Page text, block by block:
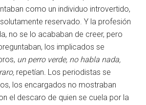
como un individuo introvertido,
reservado. Y la profesión
no se lo acababan de creer, pero
los implicados se
un perro verde, no habla nada,
repetían. Los periodistas se
los encargados no mostraban
el descaro de quien se cuela por la